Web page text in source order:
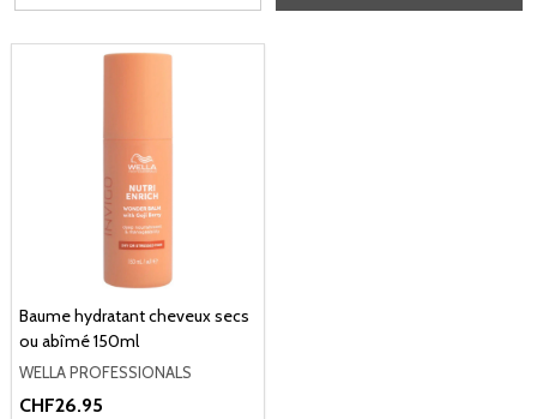
Baume hydratant cheveux secs
ou abîmé 150ml
WELLA PROFESSIONALS
CHF26.95